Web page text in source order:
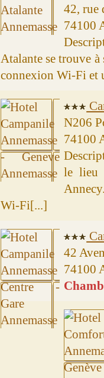
42, rue
74100
Atalante se trouve
connexion Wi-Fi et
N206
74100
le lieu
Wi-Fi[...]
42
74100